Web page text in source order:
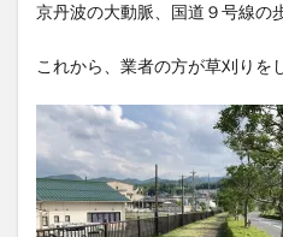
京丹波の大動脈、国道９号線の
これから、業者の方が草刈りを